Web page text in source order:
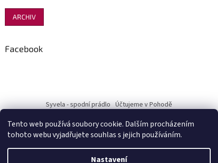
Tento web používá soubory cookie. Dalším procházením
tohoto webu vyjadřujete souhlas s jejich používáním.
Nastavení
ARCHIV
Facebook
Syvela - spodní prádlo Účtujeme v Pohodě